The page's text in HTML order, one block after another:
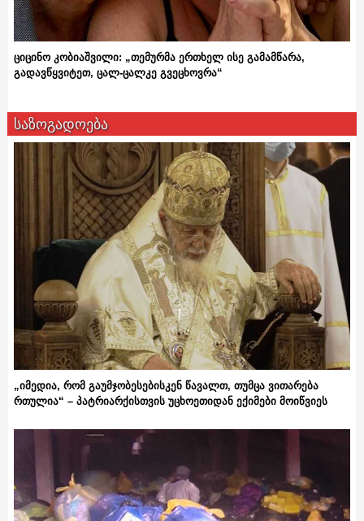
ციცინო კობიაშვილი: „თემურმა ერთხელ ისე გამამწარა,
გადავწყვიტეთ, ცალ-ცალკე გვეცხოვრა“
საზოგადოება
„იმედია, რომ გაუმჯობესებისკენ წავალთ, თუმცა ვითარება
რთულია“ – პატრიარქისთვის უცხოეთიდან ექიმები მოიწვიეს